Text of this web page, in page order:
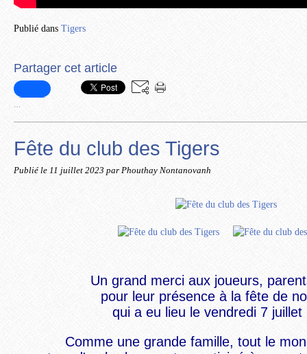
Publié dans Tigers
Partager cet article
Fête du club des Tigers
Publié le 11 juillet 2023 par Phouthay Nontanovanh
Un grand merci aux joueurs,
pour leur présence à la fête de
qui a eu lieu le vendredi 7 juillet
Comme une grande famille, tout le